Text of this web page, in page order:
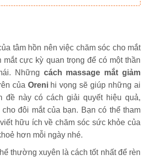
tâm hồn nên việc chăm sóc cho mắt
mắt cực kỳ quan trọng để có một thần
Những cách massage mắt giảm
của Orenihi vọng sẽ giúp những ai
đề này có cách giải quyết hiệu quả,
đôi mắt của bạn. Bạn có thể tham
hữu ích về chăm sóc sức khỏe của
hơn mỗi ngày nhé.
thường xuyên là cách tốt nhất để rèn